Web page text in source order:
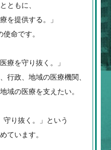
ともに、
を提供する。」
命です。
療を守り抜く。」
、行政、地域の医療機関、
域の医療を支えたい。
守り抜く。」という
ています。